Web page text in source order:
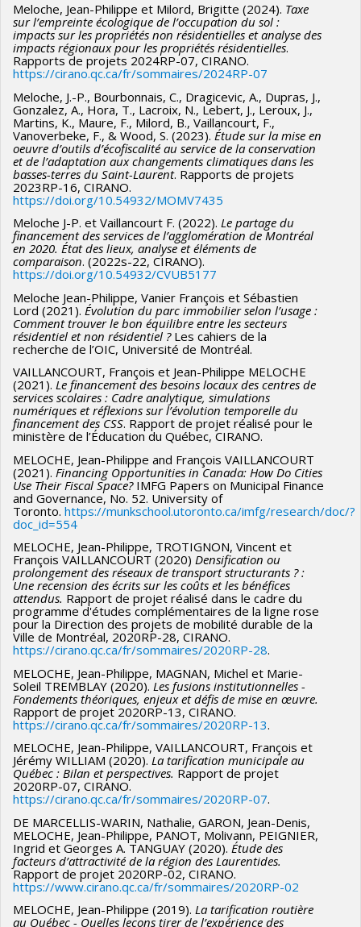
Meloche, Jean-Philippe et Milord, Brigitte (2024). Taxe
sur l’empreinte écologique de l’occupation du sol :
impacts sur les propriétés non résidentielles et analyse des
impacts régionaux pour les propriétés résidentielles.
Rapports de projets 2024RP-07, CIRANO.
https://cirano.qc.ca/fr/sommaires/2024RP-07
Meloche, J.-P., Bourbonnais, C., Dragicevic, A., Dupras, J.,
Gonzalez, A., Hora, T., Lacroix, N., Lebert, J., Leroux, J.,
Martins, K., Maure, F., Milord, B., Vaillancourt, F.,
Vanoverbeke, F., & Wood, S. (2023). Étude sur la mise en
oeuvre d’outils d’écofiscalité au service de la conservation
et de l’adaptation aux changements climatiques dans les
basses-terres du Saint-Laurent. Rapports de projets
2023RP-16, CIRANO.
https://doi.org/10.54932/MOMV7435
Meloche J-P. et Vaillancourt F. (2022). Le partage du
financement des services de l’agglomération de Montréal
en 2020. État des lieux, analyse et éléments de
comparaison. (2022s-22, CIRANO).
https://doi.org/10.54932/CVUB5177
Meloche Jean-Philippe, Vanier François et Sébastien
Lord (2021). Évolution du parc immobilier selon l’usage :
Comment trouver le bon équilibre entre les secteurs
résidentiel et non résidentiel ?Les cahiers de la
recherche de l’OIC, Université de Montréal.
VAILLANCOURT, François et Jean-Philippe MELOCHE
(2021). Le financement des besoins locaux des centres de
services scolaires : Cadre analytique, simulations
numériques et réflexions sur l’évolution temporelle du
financement des CSS. Rapport de projet réalisé pour le
ministère de l’Éducation du Québec, CIRANO.
MELOCHE, Jean-Philippe and François VAILLANCOURT
(2021). Financing Opportunities in Canada: How Do Cities
Use Their Fiscal Space?IMFG Papers on Municipal Finance
and Governance, No. 52. University of
Toronto. https://munkschool.utoronto.ca/imfg/research/doc/?
doc_id=554
MELOCHE, Jean-Philippe, TROTIGNON, Vincent et
François VAILLANCOURT (2020) Densification ou
prolongement des réseaux de transport structurants ? :
Une recension des écrits sur les coûts et les bénéfices
attendus. Rapport de projet réalisé dans le cadre du
programme d'études complémentaires de la ligne rose
pour la Direction des projets de mobilité durable de la
Ville de Montréal, 2020RP-28, CIRANO.
https://cirano.qc.ca/fr/sommaires/2020RP-28.
MELOCHE, Jean-Philippe, MAGNAN, Michel et Marie-
Soleil TREMBLAY (2020). Les fusions institutionnelles -
Fondements théoriques, enjeux et défis de mise en œuvre.
Rapport de projet 2020RP-13, CIRANO.
https://cirano.qc.ca/fr/sommaires/2020RP-13.
MELOCHE, Jean-Philippe, VAILLANCOURT, François et
Jérémy WILLIAM (2020). La tarification municipale au
Québec : Bilan et perspectives. Rapport de projet
2020RP-07, CIRANO.
https://cirano.qc.ca/fr/sommaires/2020RP-07.
DE MARCELLIS-WARIN, Nathalie, GARON, Jean-Denis,
MELOCHE, Jean-Philippe, PANOT, Molivann, PEIGNIER,
Ingrid et Georges A. TANGUAY (2020). Étude des
facteurs d’attractivité de la région des Laurentides.
Rapport de projet 2020RP-02, CIRANO.
https://www.cirano.qc.ca/fr/sommaires/2020RP-02
MELOCHE, Jean-Philippe (2019). La tarification routière
au Québec - Quelles leçons tirer de l’expérience des